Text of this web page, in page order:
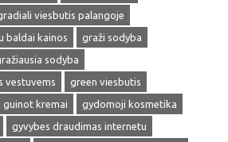
viesbutis palangoje
baldai kainos
graži sodyba
sodyba
vestuvems
green viesbutis
guinot kremai
gydomoji kosmetika
gyvybes draudimas internetu